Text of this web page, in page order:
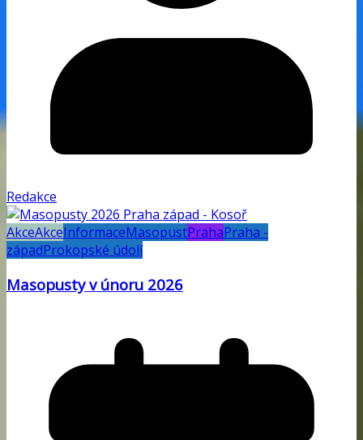
Redakce
AkceAkceInformaceMasopustPrahaPraha -
západProkopské údolí
Masopusty v únoru 2026